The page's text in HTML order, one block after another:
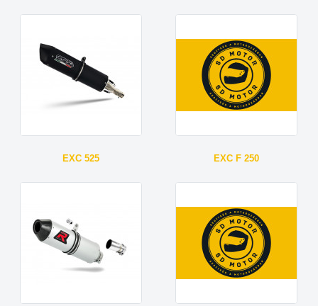
EXC 525 EXC F 250